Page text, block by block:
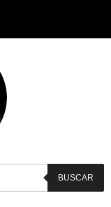
BUSCAR